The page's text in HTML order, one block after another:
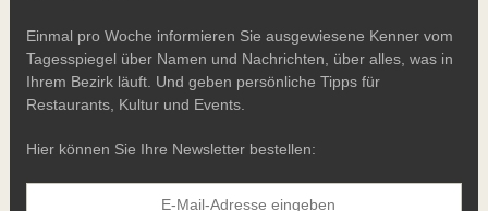
Einmal pro Woche informieren Sie ausgewiesene Kenner vom
Tagesspiegel über Namen und Nachrichten, über alles, was in
Ihrem Bezirk läuft. Und geben persönliche Tipps für
Restaurants, Kultur und Events.
Hier können Sie Ihre Newsletter bestellen: